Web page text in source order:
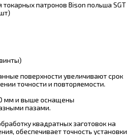
токарных патронов Bison польша SGT
поверхности увеличивают срок
точности и повторяемости.
мм и выше оснащены
пазами.
квадратных заготовок на
обеспечивает точность установки